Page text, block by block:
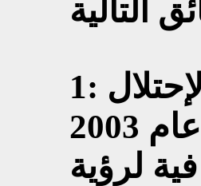
1: لم تحقق الدولة منذ الإحتلال
الأمريكي الغاشم للعراق عام 2003
لرؤية